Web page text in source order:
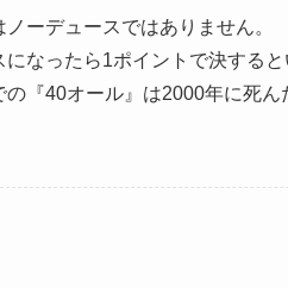
ノーデュースではありません。
になったら1ポイントで決すると
の『40オール』は2000年に死